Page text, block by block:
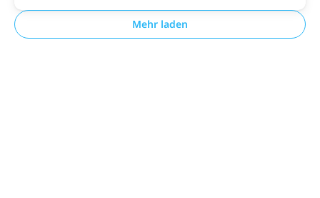
Mehr laden